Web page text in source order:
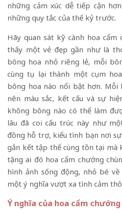
những cảm xúc dễ tiếp cận
những quy tắc của thế kỷ trước.
Hãy quan sát kỹ cành hoa cẩm
thấy một vẻ đẹp gần như là
bông hoa nhỏ riêng lẻ, mỗi
cùng tụ lại thành một cụm
bông hoa nào nổi bật hơn. Mỗi
nên màu sắc, kết cấu và sự
không bông nào có thể làm
lâu đã coi cấu trúc này như
đồng hỗ trợ, kiểu tình bạn nơi
gắn kết tập thể cùng tồn tại mà
tặng ai đó hoa cẩm chướng
hình ảnh sống động, nhỏ bé
một ý nghĩa vượt xa tình cảm
Ý nghĩa của hoa cẩm